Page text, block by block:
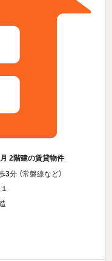
2階建の賃貸物件
3分 （常磐線など）